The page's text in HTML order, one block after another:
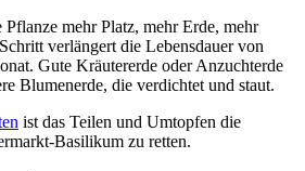
mehr Platz, mehr Erde, mehr
verlängert die Lebensdauer von
Gute Kräutererde oder Anzuchterde
Blumenerde, die verdichtet und staut.
ist das Teilen und Umtopfen die
Basilikum zu retten.